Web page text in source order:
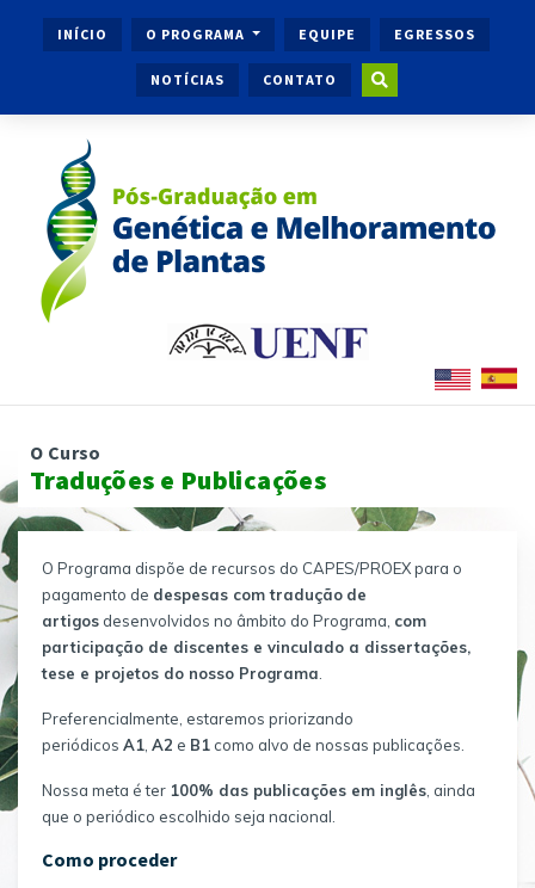
INÍCIO O PROGRAMA EQUIPE EGRESSOS
NOTÍCIAS CONTATO
O Curso
Traduções e Publicações
O Programa dispõe de recursos do CAPES/PROEX para o
pagamento de despesas com tradução de
artigos desenvolvidos no âmbito do Programa, com
participação de discentes e vinculado a dissertações,
tese e projetos do nosso Programa
Preferencialmente, estaremos priorizando
periódicos A1 A2 e B1 como alvo de nossas publicações.
Nossa meta é ter 100% das publicações em inglês , ainda
que o periódico escolhido seja nacional.
Como proceder